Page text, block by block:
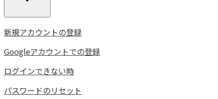
新規アカウントの登録
Googleアカウントでの登録
ログインできない時
パスワードのリセット